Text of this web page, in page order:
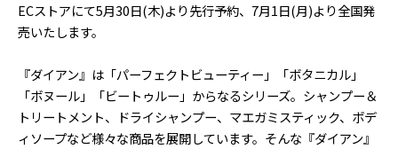
ECストアにて5月30日(木)より先行予約、7月1日(月)より全国発
売いたします。
『ダイアン』は「パーフェクトビューティー」「ボタニカル」
「ボヌール」「ビートゥルー」からなるシリーズ。シャンプー＆
トリートメント、ドライシャンプー、マエガミスティック、ボデ
ィソープなど様々な商品を展開しています。そんな『ダイアン』